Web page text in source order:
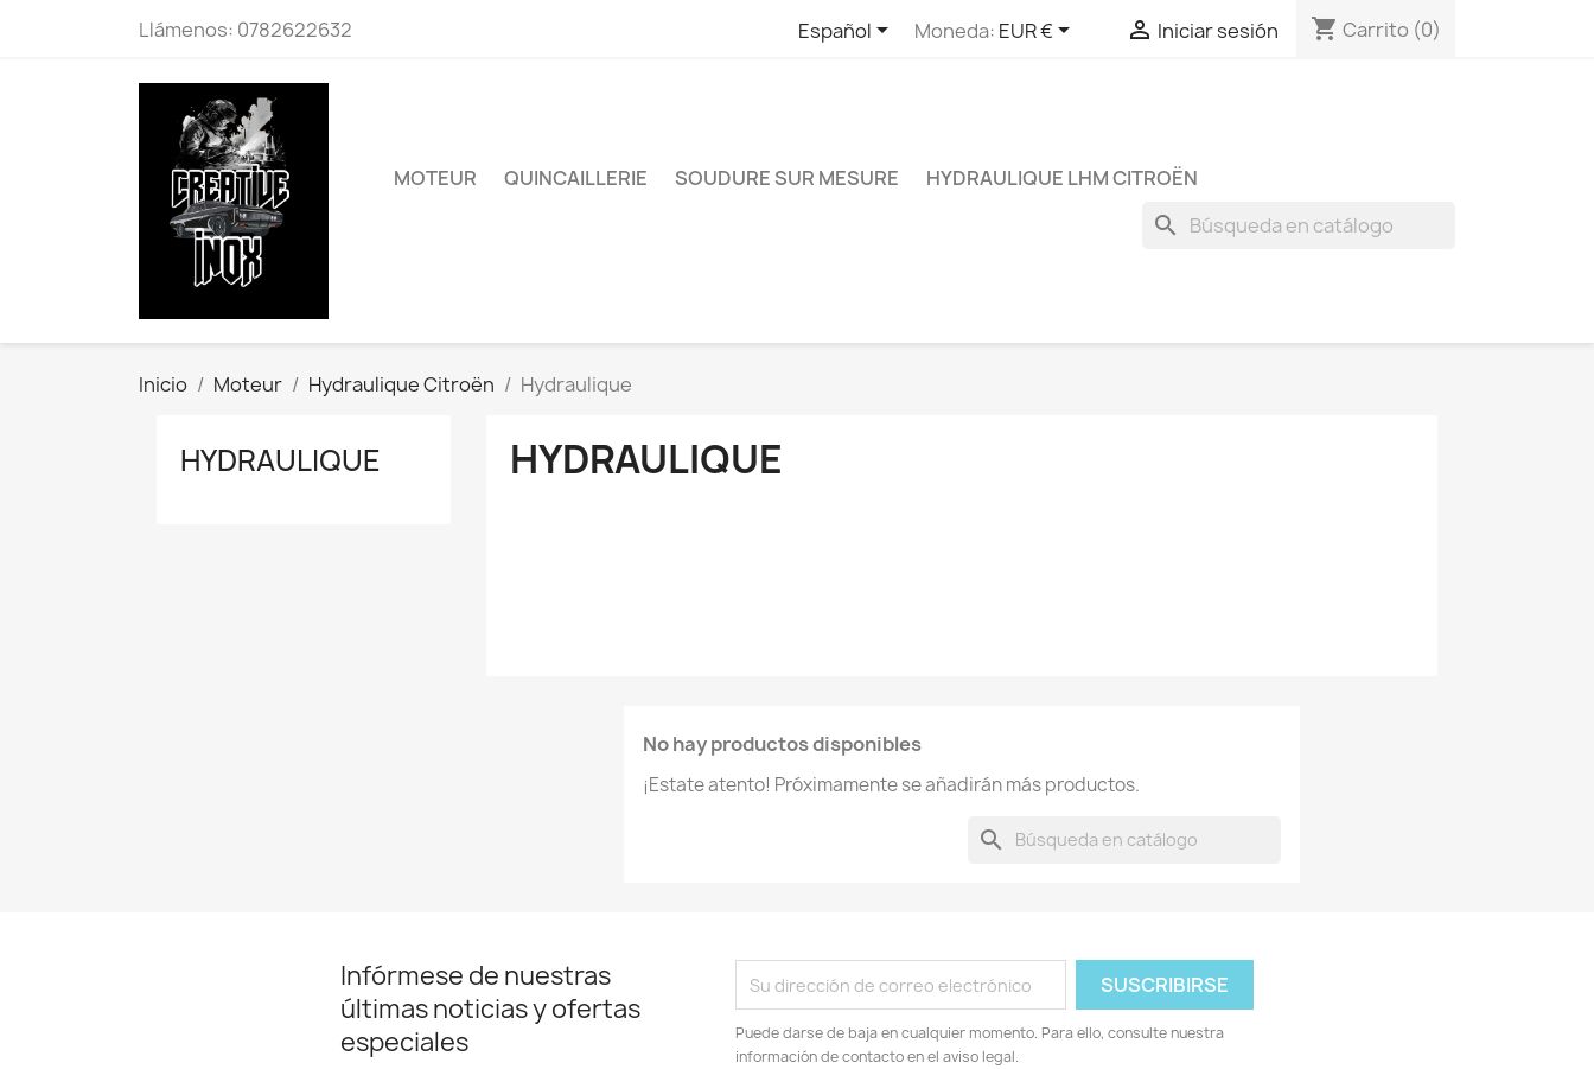
Llámenos: 0782622632 Español Moneda: EUR €  Iniciar sesión shopping_cart Carrito (0)
MOTEUR QUINCAILLERIE SOUDURE SUR MESURE HYDRAULIQUE LHM CITROËN
search
Inicio Moteur Hydraulique Citroën Hydraulique
HYDRAULIQUE HYDRAULIQUE
No hay productos disponibles
¡Estate atento! Próximamente se añadirán más productos.
search
Infórmese de nuestras
últimas noticias y ofertas
especiales
Puede darse de baja en cualquier momento. Para ello, consulte nuestra
información de contacto en el aviso legal.